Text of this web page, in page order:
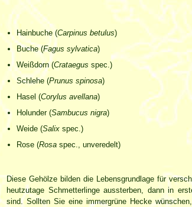
Hainbuche (Carpinus betulus)
Buche (Fagus sylvatica)
Weißdorn (Crataegus spec.)
Schlehe (Prunus spinosa)
Hasel (Corylus avellana)
Holunder (Sambucus nigra)
Weide (Salix spec.)
Rose (Rosaspec., unveredelt)
Diese Gehölze bilden die Lebensgrundlage für
heutzutage Schmetterlinge aussterben, dann in
sind. Sollten Sie eine immergrüne Hecke